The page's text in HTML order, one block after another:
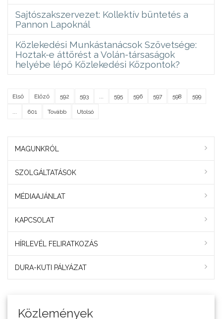
Sajtószakszervezet: Kollektív büntetés a
Pannon Lapoknál
Közlekedési Munkástanácsok Szövetsége:
Hoztak-e áttörést a Volán-társaságok
helyébe lépő Közlekedési Központok?
Első Előző 592 593 595 596 597 598 599
601 Tovább Utolsó
MAGUNKRÓL
SZOLGÁLTATÁSOK
MÉDIAAJÁNLAT
KAPCSOLAT
HÍRLEVÉL FELIRATKOZÁS
DURA-KUTI PÁLYÁZAT
Közlemények